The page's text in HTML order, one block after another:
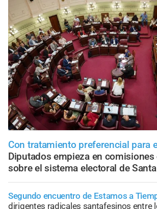
Con tratamiento preferencial para
Diputados empieza en comisiones
sobre el sistema electoral de
Segundo encuentro de Estamos a
dirigentes radicales santafesinos entre